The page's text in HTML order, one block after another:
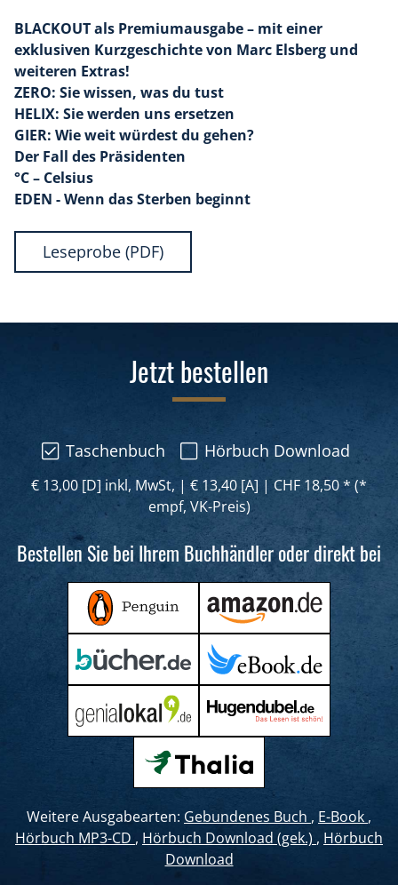
BLACKOUT als Premiumausgabe – mit einer
exklusiven Kurzgeschichte von Marc Elsberg und
weiteren Extras!
ZERO: Sie wissen, was du tust
HELIX: Sie werden uns ersetzen
GIER: Wie weit würdest du gehen?
Der Fall des Präsidenten
°C – Celsius
EDEN - Wenn das Sterben beginnt
Leseprobe (PDF)
Jetzt bestellen
Taschenbuch Hörbuch Download
€ 13,00 [D] inkl, MwSt, | € 13,40 [A] | CHF 18,50 * (*
empf, VK-Preis)
Bestellen Sie bei Ihrem Buchhändler oder direkt bei
Weitere Ausgabearten: Gebundenes Buch , E-Book ,
Hörbuch MP3-CD , Hörbuch Download (gek.) , Hörbuch
Download